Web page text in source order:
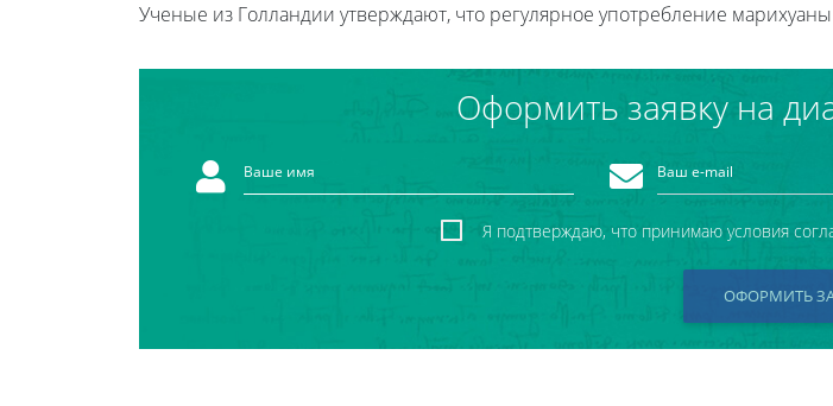
Ученые из Голландии утверждают, что регулярное употребление
Оформить заявку на
Я подтверждаю, что принимаю условия
ОФОРМИТЬ